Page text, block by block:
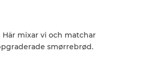
mixar vi och matchar
smørrebrød.